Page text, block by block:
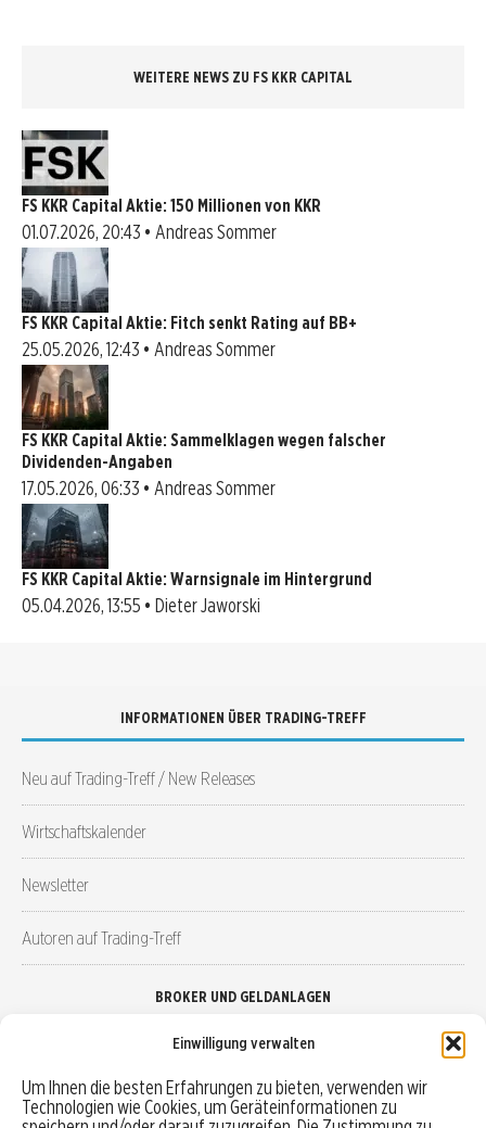
Einwilligung verwalten
Um Ihnen die besten Erfahrungen zu bieten, verwenden wir
Technologien wie Cookies, um Geräteinformationen zu
WEITERE NEWS ZU FS KKR CAPITAL
FS KKR Capital Aktie: 150 Millionen von KKR
01.07.2026, 20:43 • Andreas Sommer
FS KKR Capital Aktie: Fitch senkt Rating auf BB+
25.05.2026, 12:43 • Andreas Sommer
FS KKR Capital Aktie: Sammelklagen wegen falscher
Dividenden-Angaben
17.05.2026, 06:33 • Andreas Sommer
FS KKR Capital Aktie: Warnsignale im Hintergrund
05.04.2026, 13:55 • Dieter Jaworski
INFORMATIONEN ÜBER TRADING-TREFF
Neu auf Trading-Treff / New Releases
Wirtschaftskalender
Newsletter
Autoren auf Trading-Treff
BROKER UND GELDANLAGEN
Robo-Advisor vergleichen